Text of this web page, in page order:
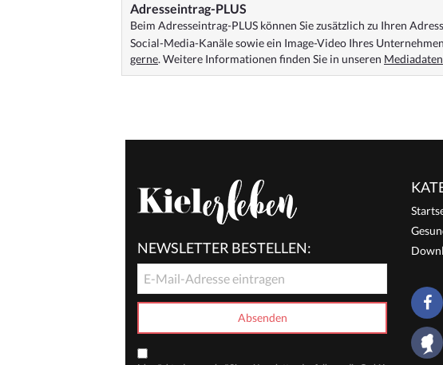
Adresseintrag-PLUS
Beim Adresseintrag-PLUS können Sie zusätzlich zu Ihren
Social-Media-Kanäle sowie ein Image-Video Ihres
gerne. Weitere Informationen finden Sie in unseren Mediadaten
NEWSLETTER BESTELLEN: